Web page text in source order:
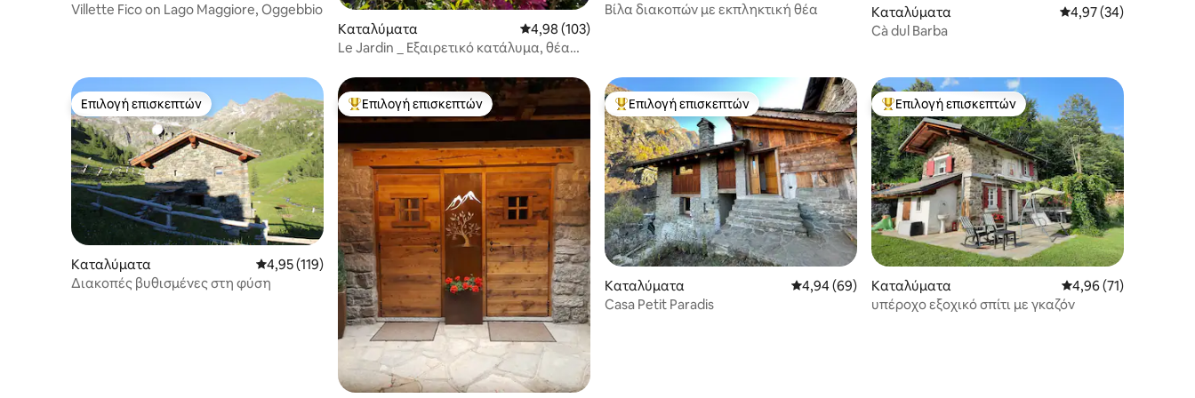
Villette Fico on Lago Maggiore, Oggebbio
Καταλύματα Μέση βαθμολογία: 4,98 στα 5, 103 κριτικές
4,98 (103)
Le Jardin _ Εξαιρετικό κατάλυμα, θέα
Βίλα διακοπών με εκπληκτική θέα
Καταλύματα Μέση βαθμολογία:
4,97 (34)
Cà dul Barba
Επιλογή επισκεπτών
Επιλογή επισκεπτών
Καταλύματα Μέση βαθμολογία: 4,95 στα 5, 119 κριτικές
4,95 (119)
Διακοπές βυθισμένες στη φύση
Κορυφαία επιλογή επισκεπτών
Επιλογή επισκεπτών Κορυφαία επιλογή επισκεπτών
Επιλογή επισκεπτών
Καταλύματα Μέση βαθμολογία: 4,94 στα 5, 69 κριτικές
4,94 (69)
Casa Petit Paradis
Κορυφαία επιλογή επισκεπτών
Επιλογή επισκεπτών
Καταλύματα Μέση βαθμολογία:
4,96 (71)
υπέροχο εξοχικό σπίτι με γκαζόν